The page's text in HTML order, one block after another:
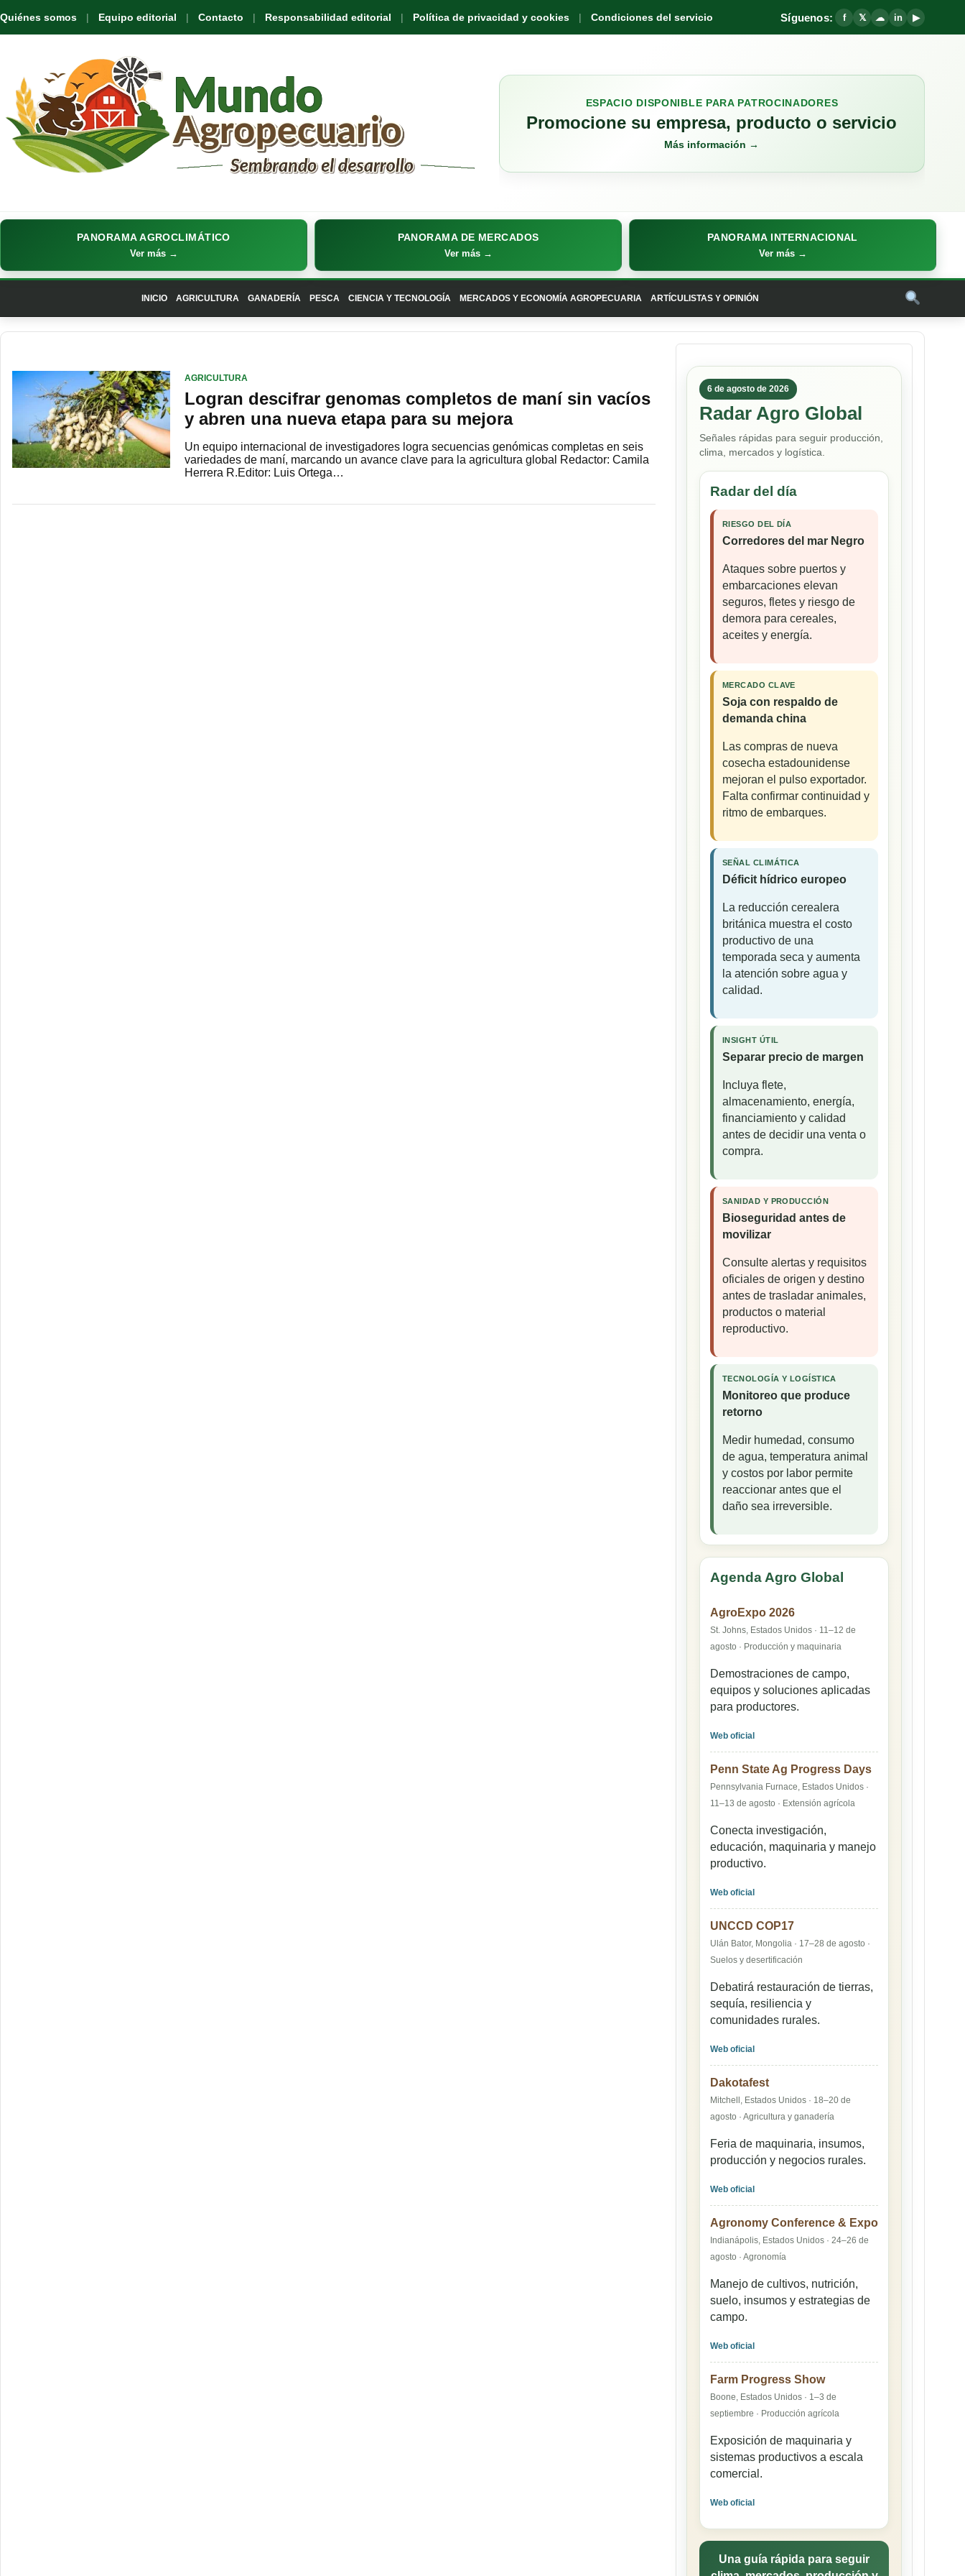
Quiénes somos Equipo editorial Contacto Responsabilidad editorial Política de privacidad y cookies Condiciones del servicio Síguenos: f 𝕏 ☁ in ▶
ESPACIO DISPONIBLE PARA PATROCINADORES
Promocione su empresa, producto o servicio
Más información →
PANORAMA AGROCLIMÁTICO
Ver más →
PANORAMA DE MERCADOS
Ver más →
PANORAMA INTERNACIONAL
Ver más →
INICIO AGRICULTURA GANADERÍA PESCA CIENCIA Y TECNOLOGÍA MERCADOS Y ECONOMÍA AGROPECUARIA ARTÍCULISTAS Y OPINIÓN
AGRICULTURA
Logran descifrar genomas completos de maní sin vacíos
y abren una nueva etapa para su mejora
Un equipo internacional de investigadores logra secuencias genómicas completas en seis
variedades de maní, marcando un avance clave para la agricultura global Redactor: Camila
Herrera R.Editor: Luis Ortega…
6 de agosto de 2026
Radar Agro Global
Señales rápidas para seguir producción,
clima, mercados y logística.
Radar del día
RIESGO DEL DÍA
Corredores del mar Negro
Ataques sobre puertos y
embarcaciones elevan
seguros, fletes y riesgo de
demora para cereales,
aceites y energía.
MERCADO CLAVE
Soja con respaldo de
demanda china
Las compras de nueva
cosecha estadounidense
mejoran el pulso exportador.
Falta confirmar continuidad y
ritmo de embarques.
SEÑAL CLIMÁTICA
Déficit hídrico europeo
La reducción cerealera
británica muestra el costo
productivo de una
temporada seca y aumenta
la atención sobre agua y
calidad.
INSIGHT ÚTIL
Separar precio de margen
Incluya flete,
almacenamiento, energía,
financiamiento y calidad
antes de decidir una venta o
compra.
SANIDAD Y PRODUCCIÓN
Bioseguridad antes de
movilizar
Consulte alertas y requisitos
oficiales de origen y destino
antes de trasladar animales,
productos o material
reproductivo.
TECNOLOGÍA Y LOGÍSTICA
Monitoreo que produce
retorno
Medir humedad, consumo
de agua, temperatura animal
y costos por labor permite
reaccionar antes que el
daño sea irreversible.
Agenda Agro Global
AgroExpo 2026
St. Johns, Estados Unidos · 11–12 de
agosto · Producción y maquinaria
Demostraciones de campo,
equipos y soluciones aplicadas
para productores.
Web oficial
Penn State Ag Progress Days
Pennsylvania Furnace, Estados Unidos ·
11–13 de agosto · Extensión agrícola
Conecta investigación,
educación, maquinaria y manejo
productivo.
Web oficial
UNCCD COP17
Ulán Bator, Mongolia · 17–28 de agosto ·
Suelos y desertificación
Debatirá restauración de tierras,
sequía, resiliencia y
comunidades rurales.
Web oficial
Dakotafest
Mitchell, Estados Unidos · 18–20 de
agosto · Agricultura y ganadería
Feria de maquinaria, insumos,
producción y negocios rurales.
Web oficial
Agronomy Conference & Expo
Indianápolis, Estados Unidos · 24–26 de
agosto · Agronomía
Manejo de cultivos, nutrición,
suelo, insumos y estrategias de
campo.
Web oficial
Farm Progress Show
Boone, Estados Unidos · 1–3 de
septiembre · Producción agrícola
Exposición de maquinaria y
sistemas productivos a escala
comercial.
Web oficial
Una guía rápida para seguir